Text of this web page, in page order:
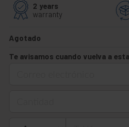
2 years
warranty
Agotado
Te avisamos cuando vuelva a